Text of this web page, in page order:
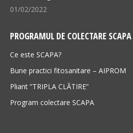
01/02/2022
PROGRAMUL DE COLECTARE SCAPA
Ce este SCAPA?
Bune practici fitosanitare – AIPROM
Pliant ”TRIPLA CLĂTIRE”
Program colectare SCAPA